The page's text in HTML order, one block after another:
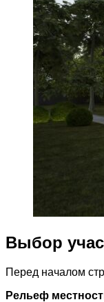
Выбор
Перед началом
Рельеф